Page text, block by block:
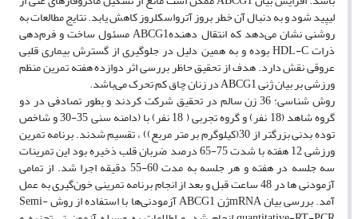
لیپید شود و به دنبال آن خطر بروز آترواسکلروز کاهش یابد. نتایج مطالعات به
روشنی نشان می‌دهد که انتقال دهندهABCG1 مسئول ساخت و فرم‌دهی
ذرات HDL-C بوده و به همین دلیل در جلوگیری از گسترش بیماری قلبی
عروقی نقش دارد. هدف از تحقیق حاظر بررسی اثر دوازده هفته تمرین منظم
ورزشی بر بیان ژنی ABCG1 در زنان چاق کم تحرک می‌باشد.
روش‌ شناسی: 36 زن سالم در تحقیق شرکت کردند و بطور تصادفی در دو
گروه شاهد (18 نفر) و گروه تجربی ( 18 نفر) با (دامنه سنی 35-30 و شاخص
توده بدنی بزرگتر از 30(کیلوگرم بر متر مربع)) ، تقسیم شدند. برنامه تمرین
ورزشی 12 هفته با شدت 75-65 درصد ضربان قلب ذخیره بود این تمرینات
سه جلسه در هفته و هر جلسه به مدت 60-55 دقیقه اجرا شد. از تمامی
آزمودنی ها در 48 ساعت قبل و بعد از انجام برنامه تمرینی خون‌گیری به عمل
آمد. بررسی بیان mRNAژن ABCG1 آزمودنی‌ها با استفاده از روش Semi-